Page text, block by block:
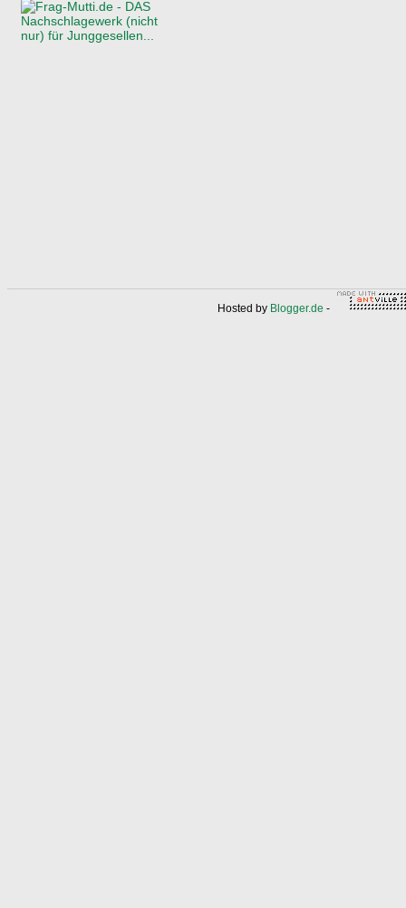
Hosted by Blogger.de -